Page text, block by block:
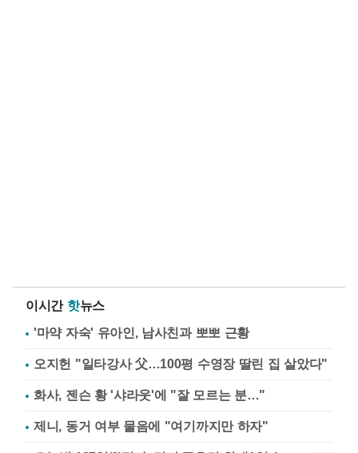
이시간 핫뉴스
'마약 자숙' 유아인, 남사친과 뽀뽀 근황
오지헌 "일타강사 父…100평 수영장 딸린 집 살았다"
화사, 젠슨 황 '샤라웃'에 "잘 모르는 분…"
제니, 동거 여부 물음에 "여기까지만 하자"